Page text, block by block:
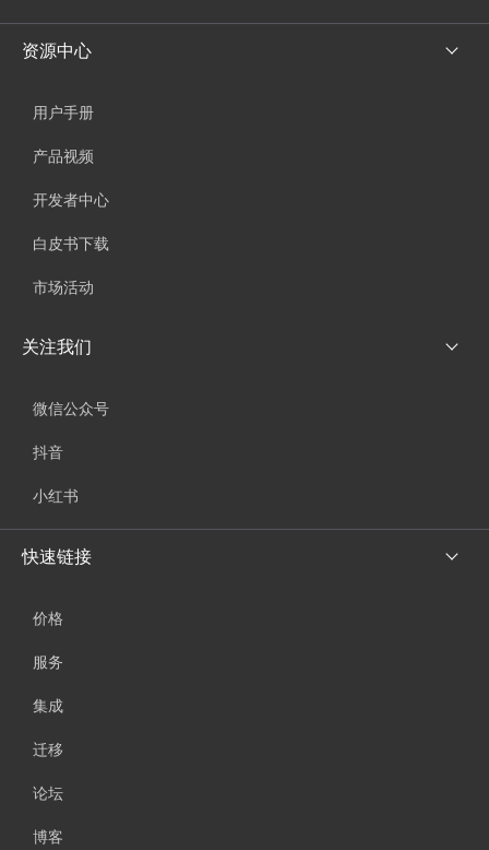
资源中心
用户手册
产品视频
开发者中心
白皮书下载
市场活动
关注我们
微信公众号
抖音
小红书
快速链接
价格
服务
集成
迁移
论坛
博客